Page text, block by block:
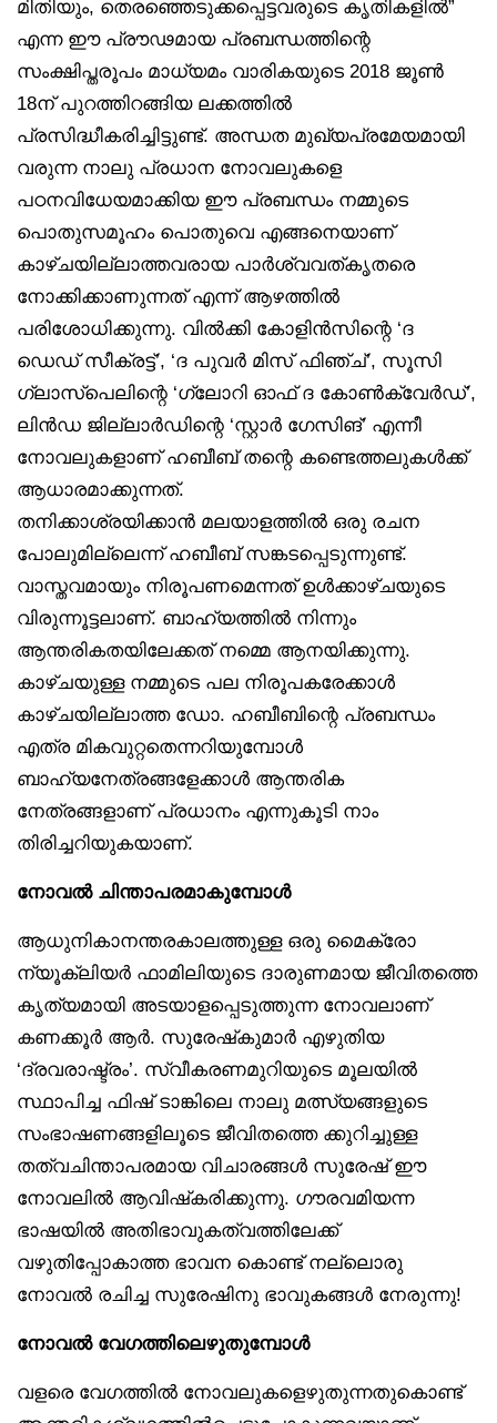
മിതിയും, തെരഞ്ഞെടുക്കപ്പെട്ടവരുടെ കൃതികളിൽ”
എന്ന ഈ പ്രൗഢമായ പ്രബന്ധത്തിന്റെ
സംക്ഷിപ്തരൂപം മാധ്യമം വാരികയുടെ 2018 ജൂൺ
18ന് പുറത്തിറങ്ങിയ ലക്കത്തിൽ
പ്രസിദ്ധീകരിച്ചിട്ടുണ്ട്. അന്ധത മുഖ്യപ്രമേയമായി
വരുന്ന നാലു പ്രധാന നോവലുകളെ
പഠനവിധേയമാക്കിയ ഈ പ്രബന്ധം നമ്മുടെ
പൊതുസമൂഹം പൊതുവെ എങ്ങനെയാണ്
കാഴ്ചയില്ലാത്തവരായ പാർശ്വവത്കൃതരെ
നോക്കിക്കാണുന്നത് എന്ന് ആഴത്തിൽ
പരിശോധിക്കുന്നു. വിൽക്കി കോളിൻസിന്റെ ‘ദ
ഡെഡ് സീക്രട്ട്’, ‘ദ പുവർ മിസ് ഫിഞ്ച്’, സൂസി
ഗ്ലാസ്‌പെലിന്റെ ‘ഗ്ലോറി ഓഫ് ദ കോൺക്വേർഡ്’,
ലിൻഡ ജില്ലാർഡിന്റെ ‘സ്റ്റാർ ഗേസിങ്’ എന്നീ
നോവലുകളാണ് ഹബീബ് തന്റെ കണ്ടെത്തലുകൾക്ക്
ആധാരമാക്കുന്നത്.
തനിക്കാശ്രയിക്കാൻ മലയാളത്തിൽ ഒരു രചന
പോലുമില്ലെന്ന് ഹബീബ് സങ്കടപ്പെടുന്നുണ്ട്.
വാസ്തവമായും നിരൂപണമെന്നത് ഉൾക്കാഴ്ചയുടെ
വിരുന്നൂട്ടലാണ്. ബാഹ്യത്തിൽ നിന്നും
ആന്തരികതയിലേക്കത് നമ്മെ ആനയിക്കുന്നു.
കാഴ്ചയുള്ള നമ്മുടെ പല നിരൂപകരേക്കാൾ
കാഴ്ചയില്ലാത്ത ഡോ. ഹബീബിന്റെ പ്രബന്ധം
എത്ര മികവുറ്റതെന്നറിയുമ്പോൾ
ബാഹ്യനേത്രങ്ങളേക്കാൾ ആന്തരിക
നേത്രങ്ങളാണ് പ്രധാനം എന്നുകൂടി നാം
തിരിച്ചറിയുകയാണ്.
നോവൽ ചിന്താപരമാകുമ്പോൾ
ആധുനികാനന്തരകാലത്തുള്ള ഒരു മൈക്രോ
ന്യൂക്ലിയർ ഫാമിലിയുടെ ദാരുണമായ ജീവിതത്തെ
കൃത്യമായി അടയാളപ്പെടുത്തുന്ന നോവലാണ്
കണക്കൂർ ആർ. സുരേഷ്‌കുമാർ എഴുതിയ
‘ദ്രവരാഷ്ട്രം’. സ്വീകരണമുറിയുടെ മൂലയിൽ
സ്ഥാപിച്ച ഫിഷ് ടാങ്കിലെ നാലു മത്സ്യങ്ങളുടെ
സംഭാഷണങ്ങളിലൂടെ ജീവിതത്തെ ക്കുറിച്ചുള്ള
തത്വചിന്താപരമായ വിചാരങ്ങൾ സുരേഷ് ഈ
നോവലിൽ ആവിഷ്‌കരിക്കുന്നു. ഗൗരവമിയന്ന
ഭാഷയിൽ അതിഭാവുകത്വത്തിലേക്ക്
വഴുതിപ്പോകാത്ത ഭാവന കൊണ്ട് നല്ലൊരു
നോവൽ രചിച്ച സുരേഷിനു ഭാവുകങ്ങൾ നേരുന്നു!
നോവൽ വേഗത്തിലെഴുതുമ്പോൾ
വളരെ വേഗത്തിൽ നോവലുകളെഴുതുന്നതുകൊണ്ട്